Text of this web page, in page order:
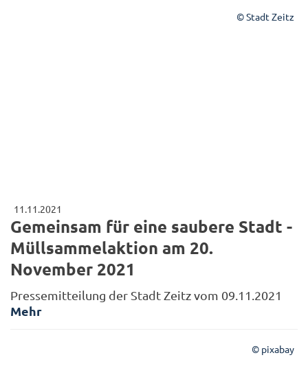
© Stadt Zeitz
11.11.2021
Gemeinsam für eine saubere Stadt -
Müllsammelaktion am 20.
November 2021
Pressemitteilung der Stadt Zeitz vom 09.11.2021
Mehr
© pixabay